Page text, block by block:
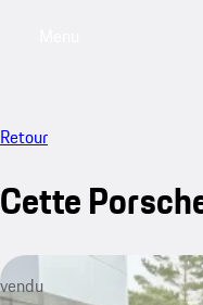
Retour
Cette
vendu